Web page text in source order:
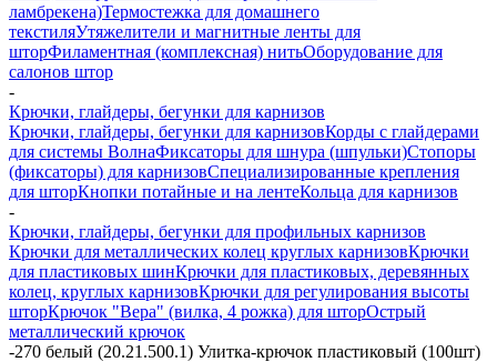
ламбрекена)Термостежка для домашнего
текстиляУтяжелители и магнитные ленты для
шторФиламентная (комплексная) нитьОборудование для
салонов штор
-
Крючки, глайдеры, бегунки для карнизов
Крючки, глайдеры, бегунки для карнизовКорды с глайдерами
для системы ВолнаФиксаторы для шнура (шпульки)Стопоры
(фиксаторы) для карнизовСпециализированные крепления
для шторКнопки потайные и на лентеКольца для карнизов
-
Крючки, глайдеры, бегунки для профильных карнизов
Крючки для металлических колец круглых карнизовКрючки
для пластиковых шинКрючки для пластиковых, деревянных
колец, круглых карнизовКрючки для регулирования высоты
шторКрючок "Вера" (вилка, 4 рожка) для шторОстрый
металлический крючок
-270 белый (20.21.500.1) Улитка-крючок пластиковый (100шт)